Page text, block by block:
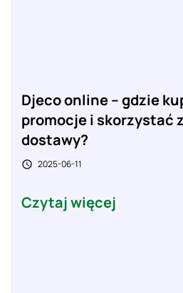
Djeco online – gdzie
promocje i skorzystać
dostawy?
 2025-06-11
Czytaj więcej